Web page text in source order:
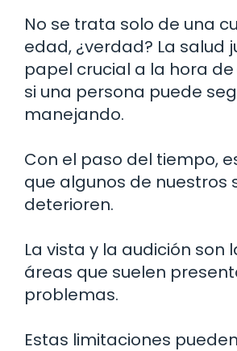
No se trata solo de una
edad, ¿verdad? La salud
papel crucial a la hora
si una persona puede
manejando.
Con el paso del tiempo,
que algunos de nuestros
deterioren.
La vista y la audición son
áreas que suelen
problemas.
Estas limitaciones